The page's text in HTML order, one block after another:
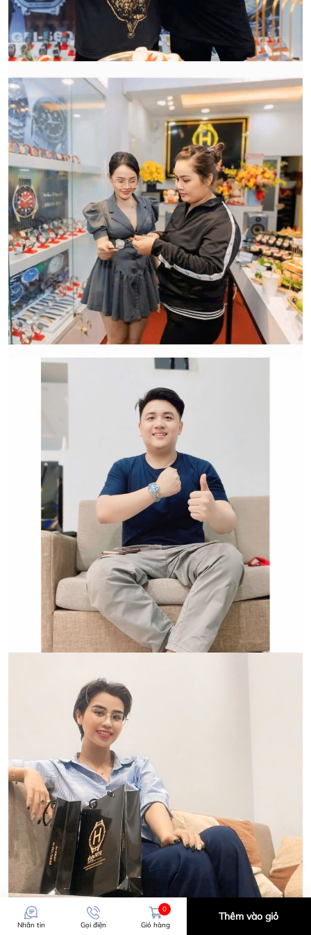
Đồng Hồ Chính Hãng
CẢM ƠN QUÝ KHÁCH ĐÃ TIN TƯỞNG VÀ ỦNG HỘ
HWATCH CHUYÊN NHẬP KHẨU và PHÂN PHỐI CÁC
LOẠI ĐỒNG HỒ CHÍNH HÃNG.
CẢM ƠN QUÝ KHÁCH ĐÃ TIN TƯỞNG VÀ ỦNG HỘ
HWATCH CHUYÊN NHẬP KHẨU và PHÂN PHỐI CÁC
LOẠI ĐỒNG HỒ CHÍNH HÃNG.
Nhắn tin Gọi điện
0
Giỏ hàng
Thêm vào giỏ